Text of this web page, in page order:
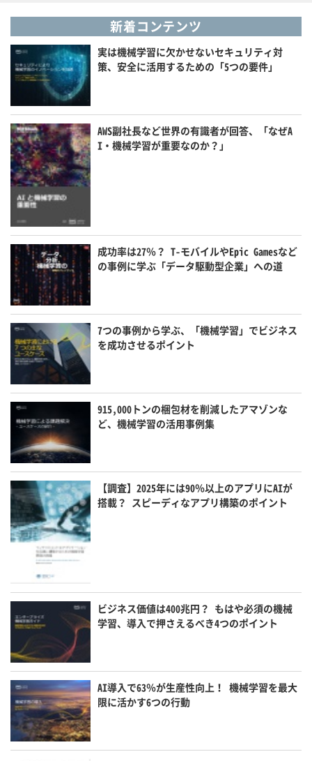
新着コンテンツ
実は機械学習に欠かせないセキュリティ対
策、安全に活用するための「5つの要件」
AWS副社長など世界の有識者が回答、「なぜA
I・機械学習が重要なのか？」
成功率は27％？ T-モバイルやEpic Gamesなど
の事例に学ぶ「データ駆動型企業」への道
7つの事例から学ぶ、「機械学習」でビジネス
を成功させるポイント
915,000トンの梱包材を削減したアマゾンな
ど、機械学習の活用事例集
【調査】2025年には90％以上のアプリにAIが
搭載？ スピーディなアプリ構築のポイント
ビジネス価値は400兆円？ もはや必須の機械
学習、導入で押さえるべき4つのポイント
AI導入で63％が生産性向上！ 機械学習を最大
限に活かす6つの行動